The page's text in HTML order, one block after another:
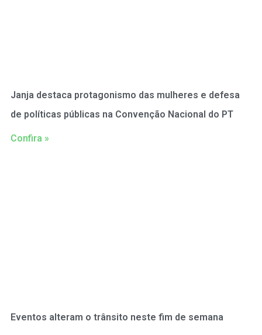
Janja destaca protagonismo das mulheres e defesa
de políticas públicas na Convenção Nacional do PT
Confira »
Eventos alteram o trânsito neste fim de semana